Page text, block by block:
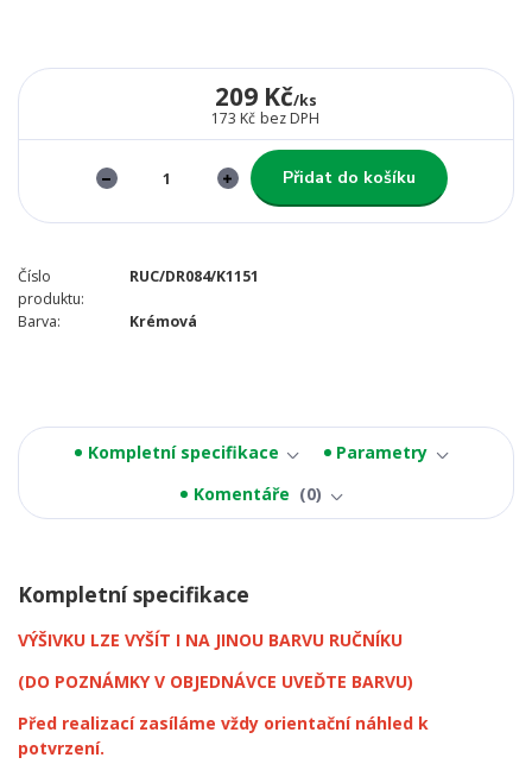
209 Kč/ks
173 Kč bez DPH
Přidat do košíku
Číslo
produktu:
RUC/DR084/K1151
Barva: Krémová
Kompletní specifikace
Parametry
Komentáře
0
Kompletní specifikace
VÝŠIVKU LZE VYŠÍT I NA JINOU BARVU RUČNÍKU
(DO POZNÁMKY V OBJEDNÁVCE UVEĎTE BARVU)
Před realizací zasíláme vždy orientační náhled k
potvrzení.